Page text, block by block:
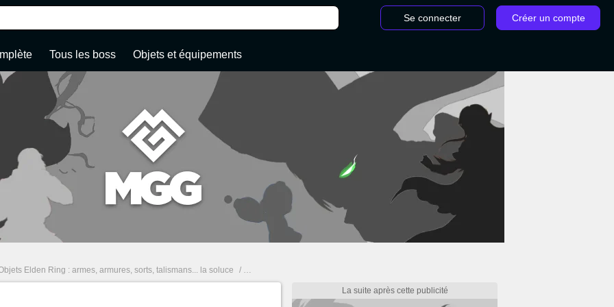
Se connecter Créer un compte
Tous les boss Objets et équipements
Elden Ring : armes, armures, sorts, talismans... la soluce / Branche envoûtante Elden Ring : Position, fonctionnement